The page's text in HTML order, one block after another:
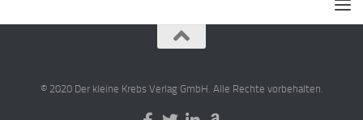
© 2020 Der kleine Krebs Verlag GmbH. Alle Rechte vorbehalten.